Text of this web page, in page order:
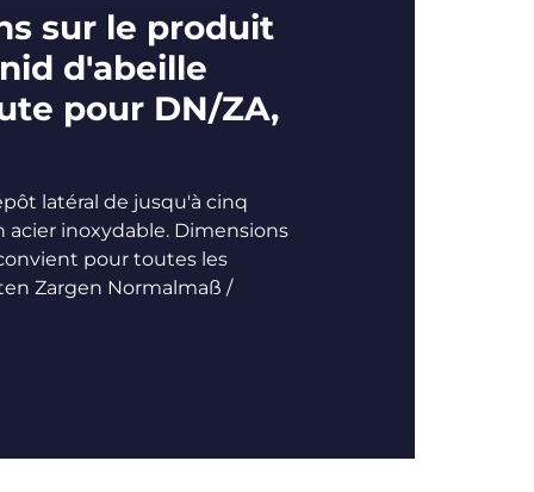
sur le produit
d'abeille
pour DN/ZA,
latéral de jusqu'à cinq
acier inoxydable. Dimensions
pour toutes les
Zargen Normalmaß /